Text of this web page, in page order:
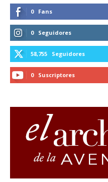
0 Fans
0 Seguidores
58,755 Seguidores
0 Suscriptores